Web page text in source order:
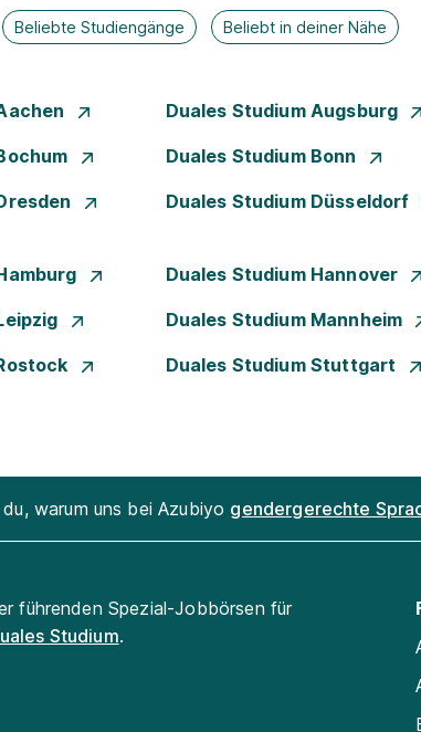
Beliebte Studiengänge Beliebt in deiner Nähe
Duales Studium Augsburg
Duales Studium Bonn
Duales Studium Düsseldorf
Duales Studium Hannover
Duales Studium Mannheim
Duales Studium Stuttgart
warum uns bei Azubiyo gendergerechte
führenden Spezial-Jobbörsen für
Studium.